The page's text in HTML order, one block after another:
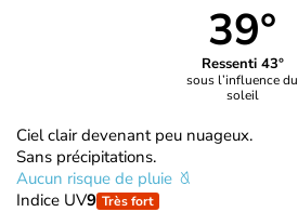
39°
Ressenti 43°
sous l’influence du
soleil
Ciel clair devenant peu nuageux.
Sans précipitations.
Aucun risque de pluie
Indice UV9 Très fort